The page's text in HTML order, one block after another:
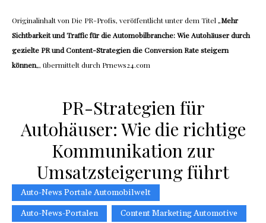
Originalinhalt von Die PR-Profis, veröffentlicht unter dem Titel „Mehr
Sichtbarkeit und Traffic für die Automobilbranche: Wie Autohäuser durch
gezielte PR und Content-Strategien die Conversion Rate steigern
können„, übermittelt durch Prnews24.com
PR-Strategien für
Autohäuser: Wie die richtige
Kommunikation zur
Umsatzsteigerung führt
Auto-News Portale Automobilwelt
Auto-News-Portalen
Content Marketing Automotive